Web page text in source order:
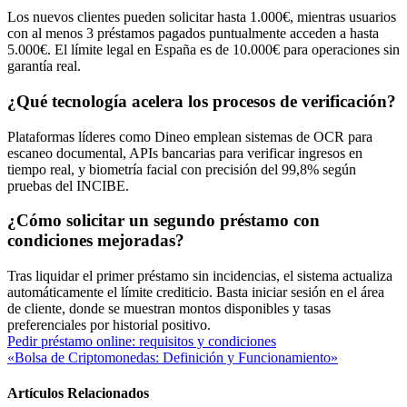
Los nuevos clientes pueden solicitar hasta 1.000€, mientras usuarios
con al menos 3 préstamos pagados puntualmente acceden a hasta
5.000€. El límite legal en España es de 10.000€ para operaciones sin
garantía real.
¿Qué tecnología acelera los procesos de verificación?
Plataformas líderes como Dineo emplean sistemas de OCR para
escaneo documental, APIs bancarias para verificar ingresos en
tiempo real, y biometría facial con precisión del 99,8% según
pruebas del INCIBE.
¿Cómo solicitar un segundo préstamo con
condiciones mejoradas?
Tras liquidar el primer préstamo sin incidencias, el sistema actualiza
automáticamente el límite crediticio. Basta iniciar sesión en el área
de cliente, donde se muestran montos disponibles y tasas
preferenciales por historial positivo.
Navegación
de
entradas
Pedir préstamo online: requisitos y condiciones
«Bolsa de Criptomonedas: Definición y Funcionamiento»
Artículos Relacionados